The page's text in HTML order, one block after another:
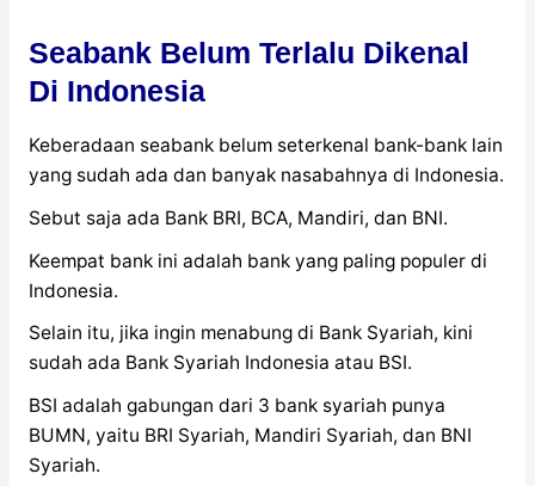
Seabank Belum Terlalu Dikenal
Di Indonesia
Keberadaan seabank belum seterkenal bank-bank lain
yang sudah ada dan banyak nasabahnya di Indonesia.
Sebut saja ada Bank BRI, BCA, Mandiri, dan BNI.
Keempat bank ini adalah bank yang paling populer di
Indonesia.
Selain itu, jika ingin menabung di Bank Syariah, kini
sudah ada Bank Syariah Indonesia atau BSI.
BSI adalah gabungan dari 3 bank syariah punya
BUMN, yaitu BRI Syariah, Mandiri Syariah, dan BNI
Syariah.